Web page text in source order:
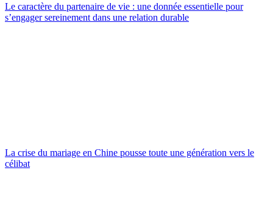
Le caractère du partenaire de vie : une donnée essentielle pour
s’engager sereinement dans une relation durable
La crise du mariage en Chine pousse toute une génération vers le
célibat